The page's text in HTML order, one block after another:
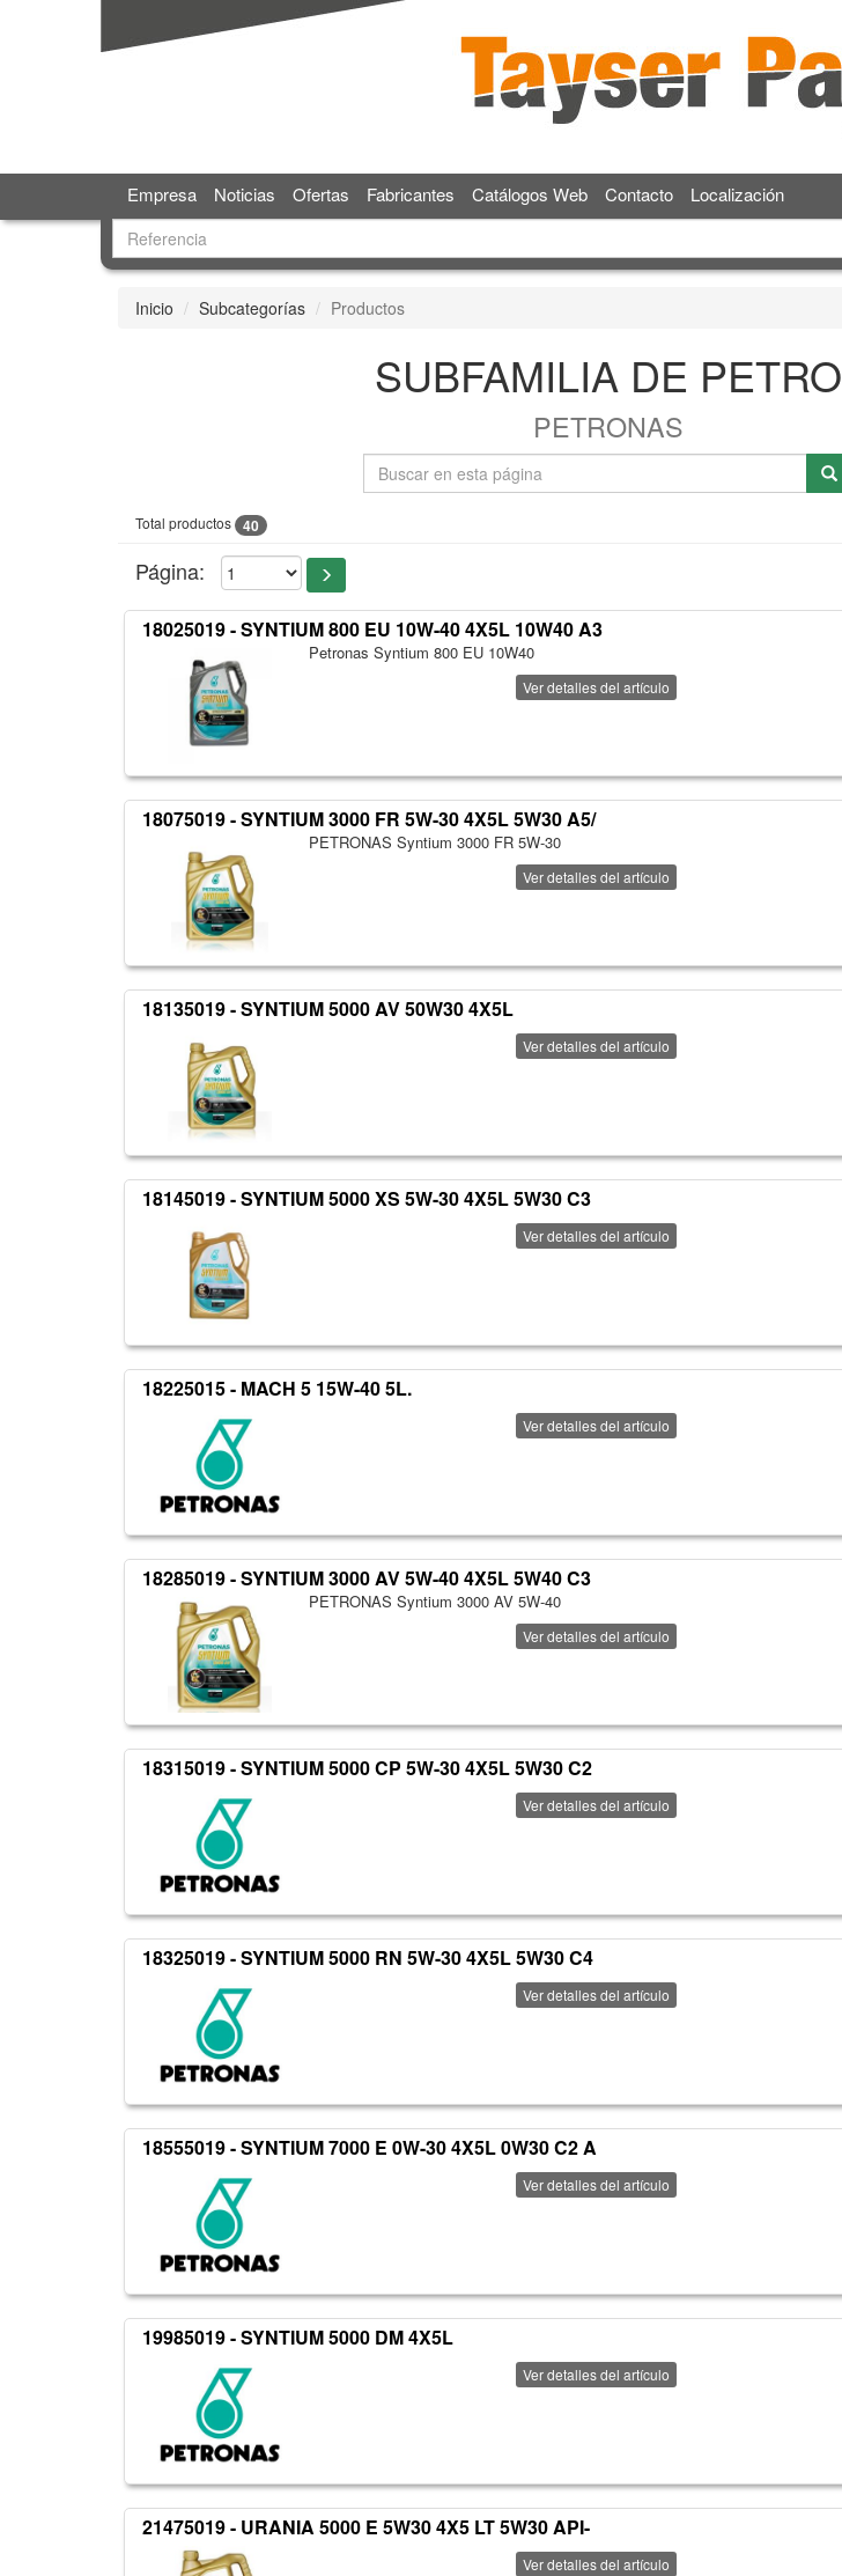
Empresa Noticias Ofertas Fabricantes Catálogos Web Contacto Localización
Inicio Subcategorías Productos
SUBFAMILIA DE PETRO
PETRONAS
Total productos 40
Página:
18025019 - SYNTIUM 800 EU 10W-40 4X5L 10W40 A3
Petronas Syntium 800 EU 10W40
Ver detalles del artículo
18075019 - SYNTIUM 3000 FR 5W-30 4X5L 5W30 A5/
PETRONAS Syntium 3000 FR 5W-30
Ver detalles del artículo
18135019 - SYNTIUM 5000 AV 50W30 4X5L
Ver detalles del artículo
18145019 - SYNTIUM 5000 XS 5W-30 4X5L 5W30 C3
Ver detalles del artículo
18225015 - MACH 5 15W-40 5L.
Ver detalles del artículo
18285019 - SYNTIUM 3000 AV 5W-40 4X5L 5W40 C3
PETRONAS Syntium 3000 AV 5W-40
Ver detalles del artículo
18315019 - SYNTIUM 5000 CP 5W-30 4X5L 5W30 C2
Ver detalles del artículo
18325019 - SYNTIUM 5000 RN 5W-30 4X5L 5W30 C4
Ver detalles del artículo
18555019 - SYNTIUM 7000 E 0W-30 4X5L 0W30 C2 A
Ver detalles del artículo
19985019 - SYNTIUM 5000 DM 4X5L
Ver detalles del artículo
21475019 - URANIA 5000 E 5W30 4X5 LT 5W30 API-
Ver detalles del artículo